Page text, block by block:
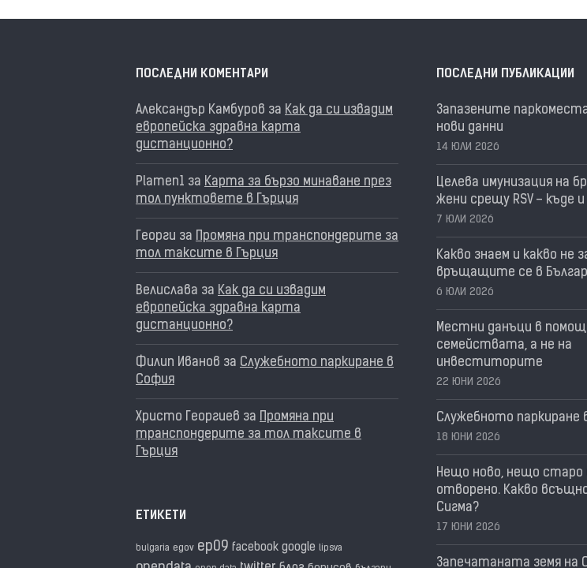
ПОСЛЕДНИ КОМЕНТАРИ
Александър Камбуров за Как да си извадим
европейска здравна карта
дистанционно?
Plamen1 за Карта за бързо минаване през
тол пунктовете в Гърция
Георги за
Промяна при транспондерите за
тол таксите в Гърция
Велислава за Как да си извадим
европейска здравна карта
дистанционно?
Филип Иванов за Служебното паркиране в
София
Христо Георгиев за
Промяна при
транспондерите за тол таксите в
Гърция
ЕТИКЕТИ
bulgaria egov ep09 facebook google lipsva
ПОСЛЕДНИ ПУБЛИКАЦИИ
Запазените
нови данни
14 ЮЛИ 2026
Целева имунизация на
жени срещу RSV – къде
7 ЮЛИ 2026
Какво знаем и какво не
връщащите се в
6 ЮЛИ 2026
Местни данъци в помощ
семействата, а не на
инвеститорите
22 ЮНИ 2026
Служебното паркиране
18 ЮНИ 2026
Нещо ново, нещо старо
отворено. Какво
Сигма?
17 ЮНИ 2026
Запечатаната земя на